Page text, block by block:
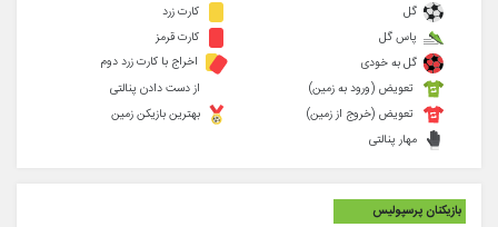
گل
پاس گل
گل به خودی
کارت زرد
کارت قرمز
اخراج با کارت زرد دوم
تعویض (ورود به زمین)
تعویض (خروج از زمین)
مهار پنالتی
از دست دادن پنالتی
بهترین بازیکن زمین
بازیکنان پرسپولیس